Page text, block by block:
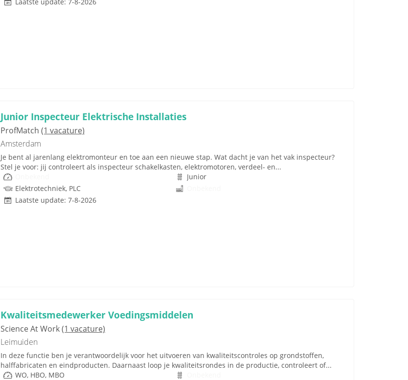
Junior Inspecteur Elektrische Installaties
ProfMatch (1 vacature)
Amsterdam
Je bent al jarenlang elektromonteur en toe aan een nieuwe stap. Wat dacht je van het vak inspecteur?
Stel je voor: jij controleert als inspecteur schakelkasten, elektromotoren, verdeel- en...
Junior
Elektrotechniek, PLC
Laatste update: 7-8-2026
Kwaliteitsmedewerker Voedingsmiddelen
Science At Work(1 vacature)
Leimuiden
In deze functie ben je verantwoordelijk voor het uitvoeren van kwaliteitscontroles op grondstoffen,
halffabricaten en eindproducten. Daarnaast loop je kwaliteitsrondes in de productie, controleert of...
WO, HBO, MBO